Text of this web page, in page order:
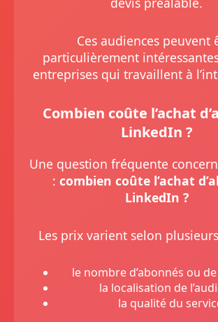
Ces audiences peuvent
particulièrement
entreprises qui travaillent à
Combien coûte l’achat
LinkedIn ?
Une question fréquente
: combien coûte l’achat
LinkedIn ?
Les prix varient selon
le nombre d’abonnés ou
la localisation de
la qualité du